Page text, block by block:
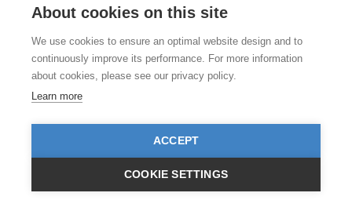
Lifestyle Blog von Daphne Chaimovitz vom 24.11.2022:
Medienkonferenz Stiftung für das Tier im Recht
Radio RaBe vom 23.11.2022: Schweizer Behörden und das
Tierschutzgesetz
Argovia Today vom 23.11.2022: Tierschutz-Verstösse von
Hundehaltern werden im Aargau auffallend häufig bestraft
Tierwelt vom 23.11.2022: Nicht gemeldete Wildtier-Unfälle haben
About cookies on this site
We use cookies to ensure an optimal website design and to
continuously improve its performance. For more information
about cookies, please see our privacy policy.
Learn more
ACCEPT
COOKIE SETTINGS